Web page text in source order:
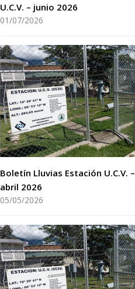
U.C.V. – junio 2026
01/07/2026
Boletín Lluvias Estación U.C.V. –
abril 2026
05/05/2026